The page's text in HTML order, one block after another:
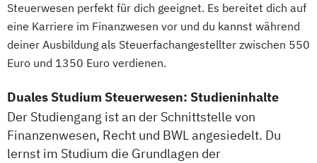
Supply Chain Management
Logistics
Production
Wirtschaftsinformatik
Wirtschaftsingenieurwesen
Digital Business Management
Digitale Medien - Mediapublishing und
Gestaltung
Kommunikation
Elektrotechnik und Informationstechnik -
Automation
Elektrotechnik und Informationstechnik -
Tourism and Travel Management - dual
Tourism and Travel Management – dual
Wirtschaftsinformatik - dual
Steuerwesen perfekt für dich geeignet. Es bereitet dich auf
eine Karriere im Finanzwesen vor und du kannst während
deiner Ausbildung als Steuerfachangestellter zwischen 550
Euro und 1350 Euro verdienen.
Duales Studium Steuerwesen: Studieninhalte
Der Studiengang ist an der Schnittstelle von
Finanzenwesen, Recht und BWL angesiedelt. Du
lernst im Studium die Grundlagen der